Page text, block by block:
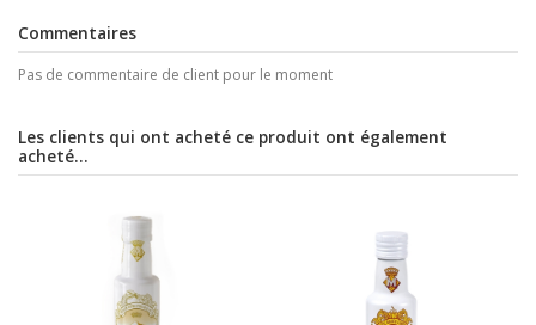
Commentaires
Pas de commentaire de client pour le moment
Les clients qui ont acheté ce produit ont également
acheté...